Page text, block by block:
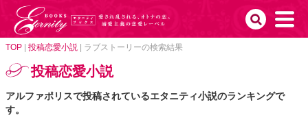
TOP 投稿恋愛小説 ラブストーリーの検索結果
投稿恋愛小説
アルファポリスで投稿されているエタニティ小説のランキングで
す。